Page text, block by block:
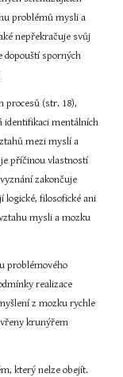
problémů mysli a
nepřekračuje svůj
dopouští sporných
procesů (str. 18),
identifikaci mentálních
mezi myslí a
příčinou vlastností
zakončuje
logické, filosofické ani
mysli a mozku
problémového
realizace
z mozku rychle
krunýřem
který nelze obejít.